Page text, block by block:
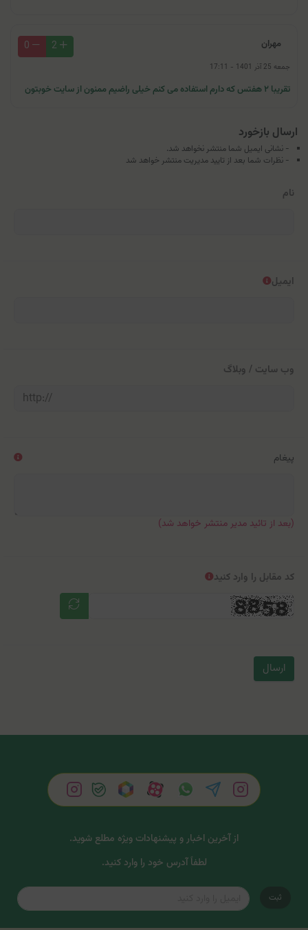
مهران 2
0
جمعه 25 آذر 1401 - 17:11
تقریبا ۲ هفتس که دارم استفاده می کنم خیلی راضیم ممنون از سایت خوبتون
ارسال بازخورد
- نشانی ایمیل شما منتشر نخواهد شد.
- نظرات شما بعد از تایید مدیریت منتشر خواهد شد
نام
ایمیل
وب سایت / وبلاگ
پیغام
(بعد از تائید مدیر منتشر خواهد شد)
کد مقابل را وارد کنید
ارسال
از آخرین اخبار و پیشنهادات ویژه مطلع شوید.
لطفاً آدرس خود را وارد کنید.
ثبت